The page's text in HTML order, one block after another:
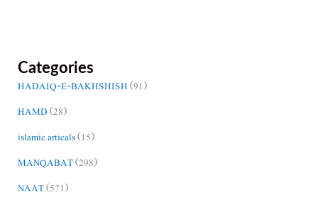
Categories
HADAIQ-E-BAKHSHISH(91)
HAMD(28)
islamic articals(15)
MANQABAT(298)
NAAT(571)